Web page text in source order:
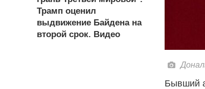
Трамп оценил
выдвижение Байдена на
второй срок. Видео
Бывший